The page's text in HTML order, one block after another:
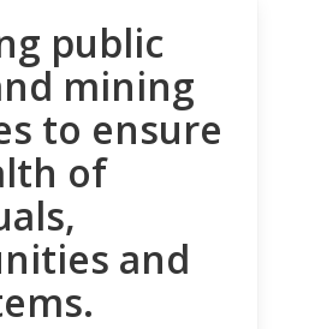
public
mining
to ensure
of
and